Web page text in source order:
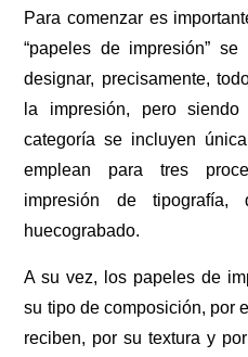
Para comenzar es
“papeles de impresión”
designar, precisamente,
la impresión, pero
categoría se incluyen
emplean para tres
impresión de
huecograbado.
A su vez, los papeles de
su tipo de composición, por
reciben, por su textura y